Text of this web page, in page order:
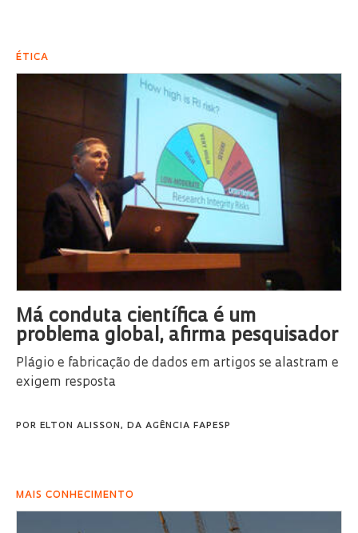
ÉTICA
Má conduta científica é um
problema global, afirma pesquisador
Plágio e fabricação de dados em artigos se alastram e
exigem resposta
POR ELTON ALISSON, DA AGÊNCIA FAPESP
MAIS CONHECIMENTO